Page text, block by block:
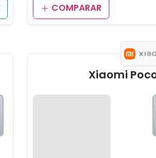
COMPARAR
Xiaomi